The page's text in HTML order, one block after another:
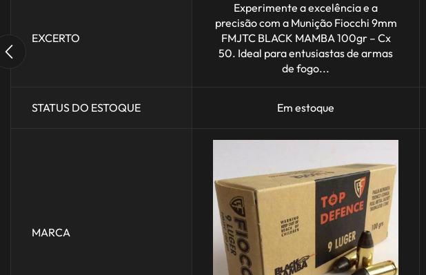
EXCERTO
Experimente a excelência e a
precisão com a Munição Fiocchi 9mm
FMJTC BLACK MAMBA 100gr – Cx
50. Ideal para entusiastas de armas
de fogo...
STATUS DO ESTOQUE Em estoque
MARCA